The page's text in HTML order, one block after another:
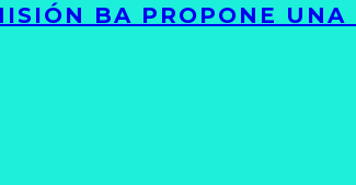
BA PROPONE UNA